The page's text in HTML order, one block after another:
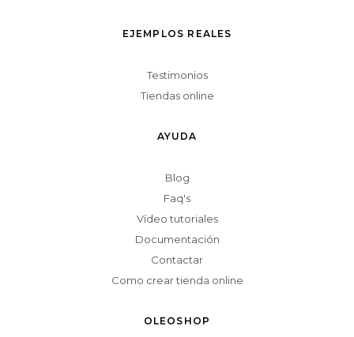
EJEMPLOS REALES
Testimonios
Tiendas online
AYUDA
Blog
Faq's
Vídeo tutoriales
Documentación
Contactar
Como crear tienda online
OLEOSHOP